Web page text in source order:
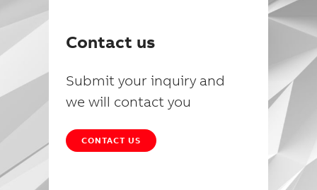
Contact us
Submit your inquiry and
we will contact you
CONTACT US